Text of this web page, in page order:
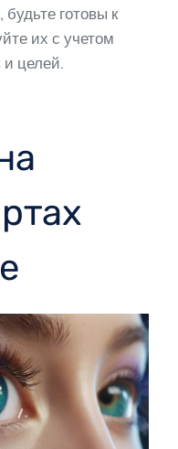
готовы к
их с учетом
целей.